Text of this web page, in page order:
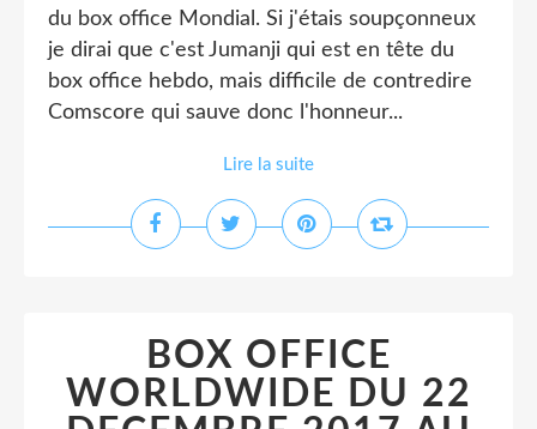
du box office Mondial. Si j'étais soupçonneux
je dirai que c'est Jumanji qui est en tête du
box office hebdo, mais difficile de contredire
Comscore qui sauve donc l'honneur...
Lire la suite
BOX OFFICE
WORLDWIDE DU 22